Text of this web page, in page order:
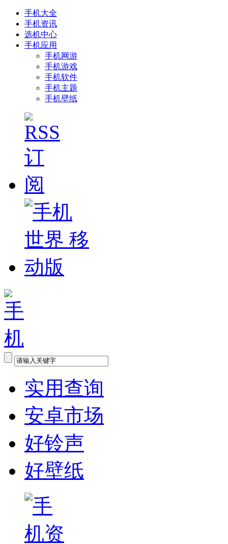
手机大全
手机资讯
选机中心
手机应用
手机网游
手机游戏
手机软件
手机主题
手机壁纸
实用查询
安卓市场
好铃声
好壁纸